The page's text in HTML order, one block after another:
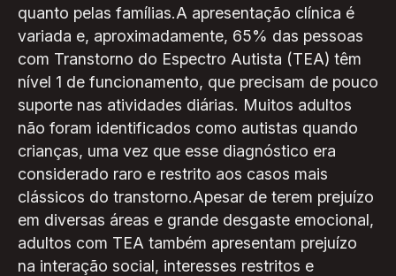
quanto pelas famílias.A apresentação clínica é
variada e, aproximadamente, 65% das pessoas
com Transtorno do Espectro Autista (TEA) têm
nível 1 de funcionamento, que precisam de pouco
suporte nas atividades diárias. Muitos adultos
não foram identificados como autistas quando
crianças, uma vez que esse diagnóstico era
considerado raro e restrito aos casos mais
clássicos do transtorno.Apesar de terem prejuízo
em diversas áreas e grande desgaste emocional,
adultos com TEA também apresentam prejuízo
na interação social, interesses restritos e